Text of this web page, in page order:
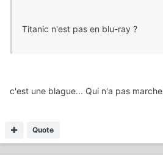
Titanic n'est pas en blu-ray ?
c'est une blague... Qui n'a pas marche
Quote